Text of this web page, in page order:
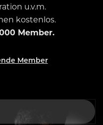
u.v.m.
kostenlos.
Member.
Member